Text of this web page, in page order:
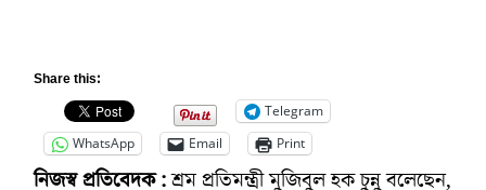
Share this:
Telegram
WhatsApp
Email Print
নিজস্ব প্রতিবেদক :শ্রম প্রতিমন্ত্রী মুজিবুল হক চুন্নু বলেছেন,